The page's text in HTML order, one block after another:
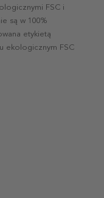
FSC i
są w 100%
etykietą
ekologicznym FSC